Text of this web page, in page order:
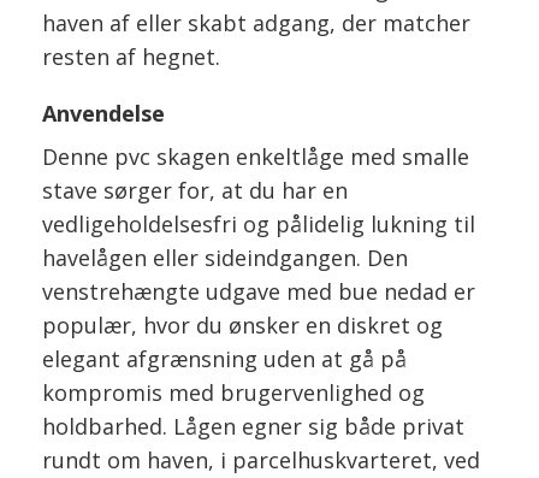
haven af eller skabt adgang, der matcher
resten af hegnet.
Anvendelse
Denne pvc skagen enkeltlåge med smalle
stave sørger for, at du har en
vedligeholdelsesfri og pålidelig lukning til
havelågen eller sideindgangen. Den
venstrehængte udgave med bue nedad er
populær, hvor du ønsker en diskret og
elegant afgrænsning uden at gå på
kompromis med brugervenlighed og
holdbarhed. Lågen egner sig både privat
rundt om haven, i parcelhuskvarteret, ved